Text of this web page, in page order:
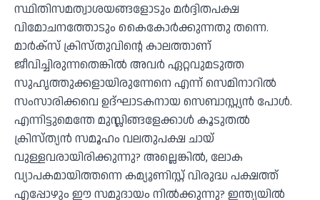
സ്ഥിതിസമത്വാശയങ്ങളോടും മർദ്ദിതപക്ഷ
വിമോചനത്തോടും കൈകോർക്കുന്നതു തന്നെ.
മാർക്സ് ക്രിസ്തുവിൻ്റെ കാലത്താണ്
ജീവിച്ചിരുന്നതെങ്കിൽ അവർ ഏറ്റവുമടുത്ത
സുഹൃത്തുക്കളായിരുന്നേനെ എന്ന് സെമിനാറിൽ
സംസാരിക്കവെ ഉദ്ഘാടകനായ സെബാസ്റ്റ്യൻ പോൾ.
എന്നിട്ടുമെന്തേ മുസ്ലിങ്ങളേക്കാൾ കൂടുതൽ
ക്രിസ്ത്യൻ സമൂഹം വലതുപക്ഷ ചായ്
വുള്ളവരായിരിക്കുന്നു? അല്ലെങ്കിൽ, ലോക
വ്യാപകമായിത്തന്നെ കമ്യൂണിസ്റ്റ് വിരുദ്ധ പക്ഷത്ത്
എപ്പോഴും ഈ സമുദായം നിൽക്കുന്നു? ഇന്ത്യയിൽ